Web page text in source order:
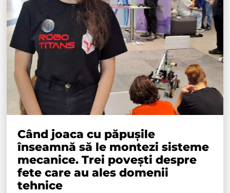
Când joaca cu păpușile
înseamnă să le montezi sisteme
mecanice. Trei povești despre
fete care au ales domenii
tehnice